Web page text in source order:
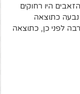
היו רחוקים
כתוצאה
לפני כן, כתוצאה